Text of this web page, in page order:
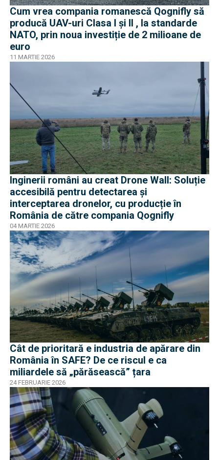
Cum vrea compania romanescă Qognifly să
producă UAV-uri Clasa I și II , la standarde
NATO, prin noua investiție de 2 milioane de
euro
11 MARTIE 2026
Inginerii români au creat Drone Wall: Soluție
accesibilă pentru detectarea și
interceptarea dronelor, cu producție în
România de către compania Qognifly
04 MARTIE 2026
Cât de prioritară e industria de apărare din
România în SAFE? De ce riscul e ca
miliardele să „părăsească” țara
24 FEBRUARIE 2026